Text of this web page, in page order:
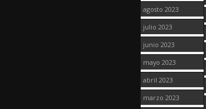
agosto 2023
julio 2023
junio 2023
mayo 2023
abril 2023
marzo 2023